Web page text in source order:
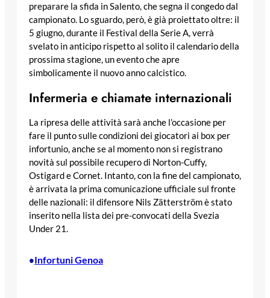
preparare la sfida in Salento, che segna il congedo dal
campionato. Lo sguardo, però, è già proiettato oltre: il
5 giugno, durante il Festival della Serie A, verrà
svelato in anticipo rispetto al solito il calendario della
prossima stagione, un evento che apre
simbolicamente il nuovo anno calcistico.
Infermeria e chiamate internazionali
La ripresa delle attività sarà anche l’occasione per
fare il punto sulle condizioni dei giocatori ai box per
infortunio, anche se al momento non si registrano
novità sul possibile recupero di Norton-Cuffy,
Ostigard e Cornet. Intanto, con la fine del campionato,
è arrivata la prima comunicazione ufficiale sul fronte
delle nazionali: il difensore Nils Zätterström è stato
inserito nella lista dei pre-convocati della Svezia
Under 21.
•Infortuni Genoa